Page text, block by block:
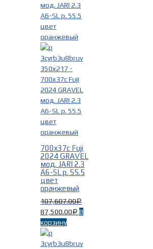
700x37c Fuji
2024 GRAVEL
мод. JARI 2.3
A6-SL р. 55.5
цвет
оранжевый
107,607.00Р
87,500.00 Р В
корзину